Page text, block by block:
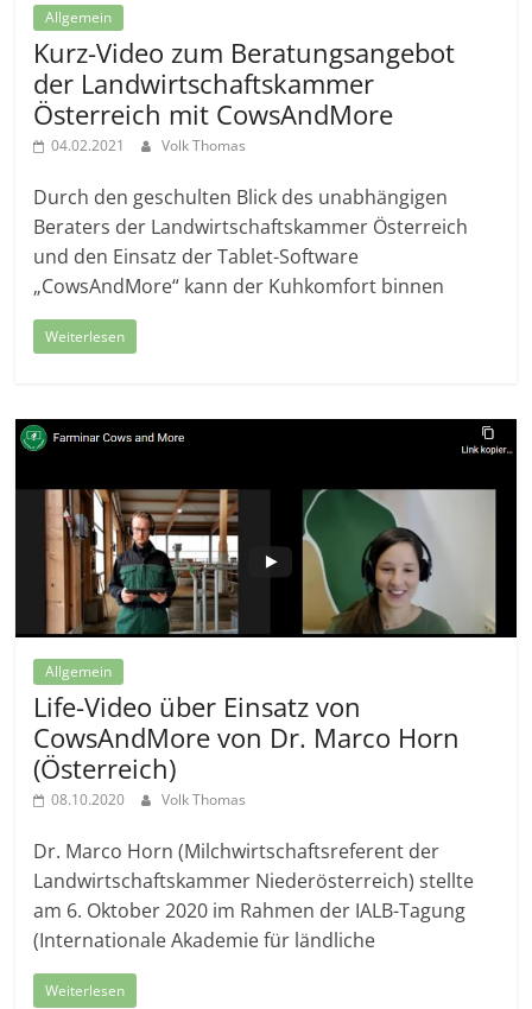
Allgemein
Kurz-Video zum Beratungsangebot
der Landwirtschaftskammer
Österreich mit CowsAndMore
04.02.2021 Volk Thomas
Durch den geschulten Blick des unabhängigen
Beraters der Landwirtschaftskammer Österreich
und den Einsatz der Tablet-Software
„CowsAndMore“ kann der Kuhkomfort binnen
Weiterlesen
Allgemein
Life-Video über Einsatz von
CowsAndMore von Dr. Marco Horn
(Österreich)
08.10.2020 Volk Thomas
Dr. Marco Horn (Milchwirtschaftsreferent der
Landwirtschaftskammer Niederösterreich) stellte
am 6. Oktober 2020 im Rahmen der IALB-Tagung
(Internationale Akademie für ländliche
Weiterlesen